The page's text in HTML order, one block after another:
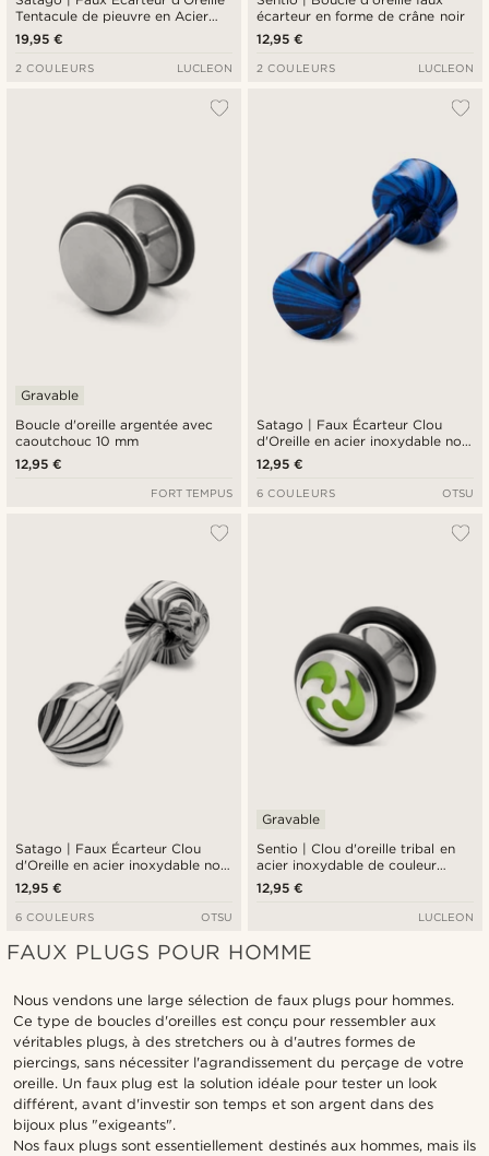
Tentacule de pieuvre en Acier
Inoxydable
19,95 €
2 COULEURS LUCLEON
écarteur en forme de crâne noir
12,95 €
2 COULEURS LUCLEON
Boucle d'oreille argentée avec
caoutchouc 10 mm
Gravable
12,95 €
FORT TEMPUS
Satago | Faux Écarteur Clou
d'Oreille en acier inoxydable noir
& bleu 4 mm
12,95 €
6 COULEURS OTSU
Satago | Faux Écarteur Clou
d'Oreille en acier inoxydable noir
& blanc 4 mm
12,95 €
6 COULEURS OTSU
Sentio | Clou d'oreille tribal en
acier inoxydable de couleur
argentée et verte
Gravable
12,95 €
LUCLEON
FAUX PLUGS POUR HOMME
Nous vendons une large sélection de faux plugs pour hommes.
Ce type de boucles d'oreilles est conçu pour ressembler aux
véritables plugs, à des stretchers ou à d'autres formes de
piercings, sans nécessiter l'agrandissement du perçage de votre
oreille. Un faux plug est la solution idéale pour tester un look
différent, avant d'investir son temps et son argent dans des
bijoux plus "exigeants".
Nos faux plugs sont essentiellement destinés aux hommes, mais ils